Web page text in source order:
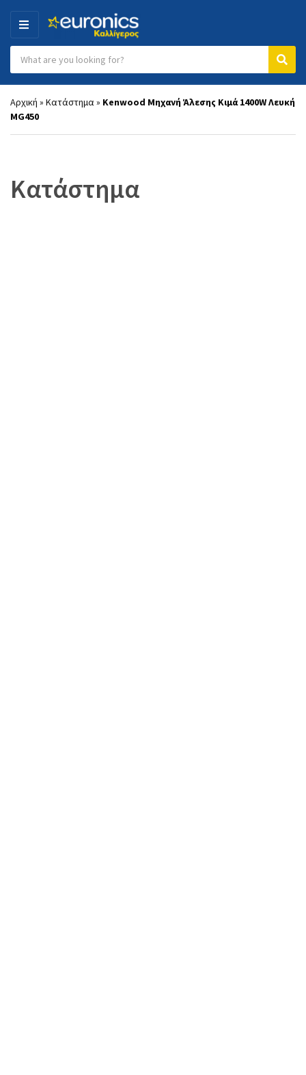
MENU
Category name
Αρχική » Κατάστημα» Kenwood Μηχανή Άλεσης Κιμά 1400W Λευκή
MG450
Κατάστημα